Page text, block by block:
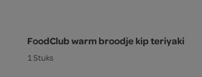
FoodClub warm broodje kip teriyaki
1 Stuks